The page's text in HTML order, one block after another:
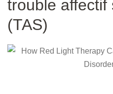
trouble affectif
(TAS)